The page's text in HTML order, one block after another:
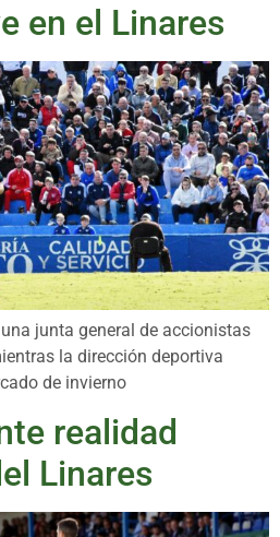
en el Linares
junta general de accionistas
la dirección deportiva
de invierno
realidad
Linares